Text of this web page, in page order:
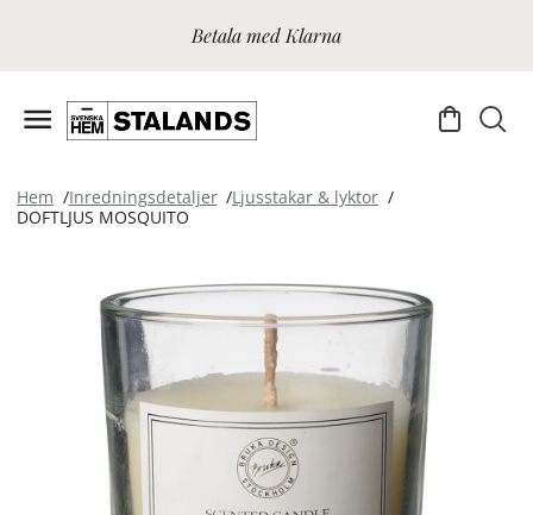
Betala med Klarna
Hem Inredningsdetaljer
Ljusstakar & lyktor
DOFTLJUS MOSQUITO